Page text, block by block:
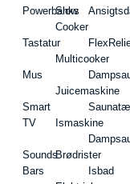
Powerbanks
Tastatur
Mus
Smart
TV
Sounds
Bars
Slow
Cooker
Multicooker
Juicemaskine
Ismaskine
Brødrister
Isbad